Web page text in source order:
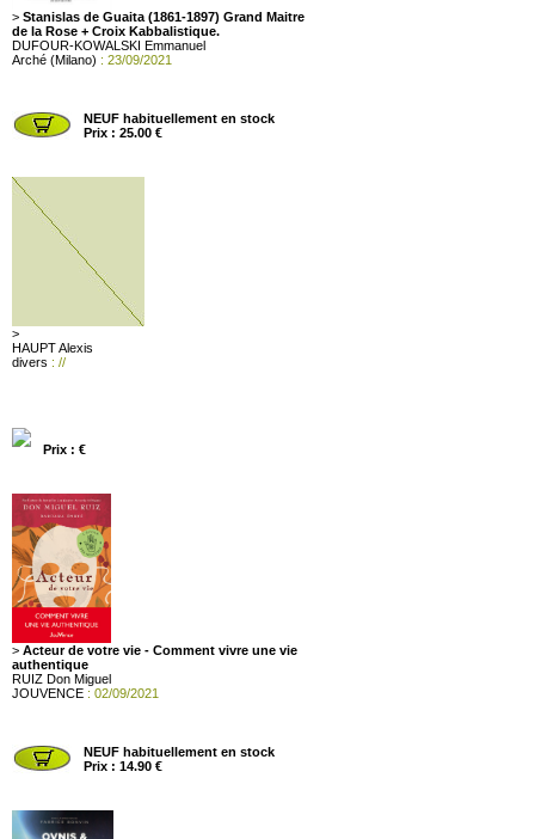
> Stanislas de Guaita (1861-1897) Grand Maitre
de la Rose + Croix Kabbalistique.
DUFOUR-KOWALSKI Emmanuel
Arché (Milano) : 23/09/2021
NEUF habituellement en stock
Prix : 25.00 €
>
HAUPT Alexis
divers : //
Prix : €
> Acteur de votre vie - Comment vivre une vie
authentique
RUIZ Don Miguel
JOUVENCE : 02/09/2021
NEUF habituellement en stock
Prix : 14.90 €